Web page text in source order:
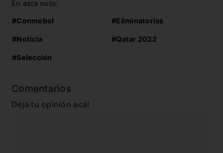
En esta nota:
#Conmebol #Eliminatorias
#Noticia #Qatar 2022
#Selección
Comentarios
Dejá tu opinión acá!